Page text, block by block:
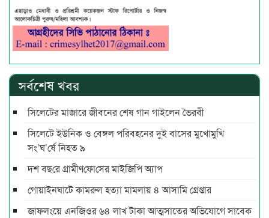
সর্বশেষ খবর
সিলেটের মাজারে জীবনের শেষ গান গাইলেন ভৈরবী
সিলেটে ইউনিক ও বেঙ্গল পরিবহনের দুই বাসের মুখোমুখি
সং’ঘ’র্ষে নিহত ৯
দশ বছ‌রে গ্রামীণ‌ফো‌সের মাইজিপি অ্যাপ
গোয়াইনঘাটে কামরুল হত্যা মামলায় ৪ আসামি গ্রেপ্তার
জাফলংয়ে এনজিওর ৬৪ লাখ টাকা আত্মসাতের অভিযোগে সাবেক